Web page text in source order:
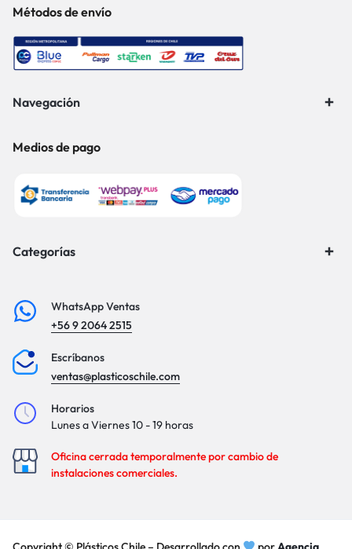
Métodos de envío
Navegación
Medios de pago
Categorías
WhatsApp Ventas
+56 9 2064 2515
Escríbanos
ventas@plasticoschile.com
Horarios
Lunes a Viernes 10 - 19 horas
Oficina cerrada temporalmente por cambio de
instalaciones comerciales.